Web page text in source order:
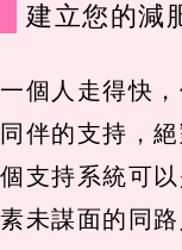
建立您的減
一個人走得快
同伴的支持，
個支持系統可
素未謀面的同路